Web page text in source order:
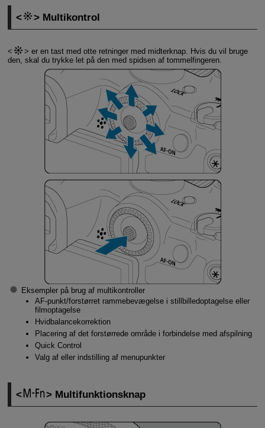
Multikontrol
er en tast med otte retninger med midterknap. Hvis du vil bruge
den, skal du trykke let på den med spidsen af tommelfingeren.
Eksempler på brug af multikontroller
AF-punkt/forstørret rammebevægelse i stillbilledoptagelse eller
filmoptagelse
Hvidbalancekorrektion
Placering af det forstørrede område i forbindelse med afspilning
Quick Control
Valg af eller indstilling af menupunkter
Multifunktionsknap